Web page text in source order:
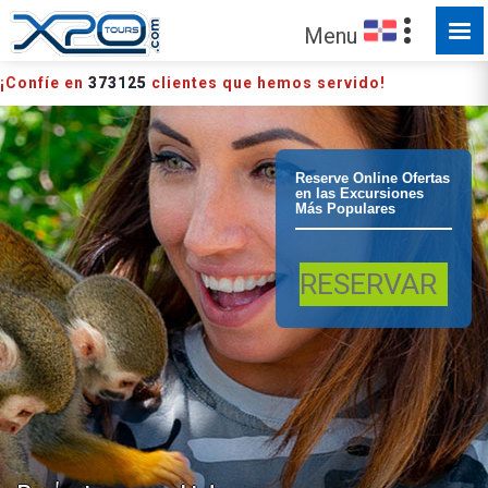
Punta Cana -
Bavaro Combo
Buggy y
Monkeyland
Menu
¡Confíe en 373125 clientes que hemos servido!
HECHO PARA SER EXPLORADO
Reserve Online Ofertas
en las Excursiones
Más Populares
RESERVAR